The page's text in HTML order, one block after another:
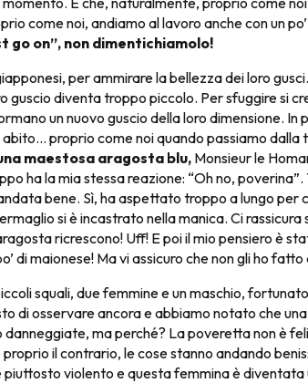
come noi, andiamo al lavoro anche con un
go on”, non dimentichiamolo!
per ammirare la bellezza dei loro
guscio diventa troppo piccolo. Per sfuggire si
un nuovo guscio della loro dimensione. In
proprio come noi quando passiamo dalla
maestosa aragosta blu, Monsieur le
ha la mia stessa reazione: “Oh no, poverina”.
bene. Sì, ha aspettato troppo a lungo per
si è incastrato nella manica. Ci rassicura
ricrescono! Uff! E poi il mio pensiero è
di maionese! Ma vi assicuro che non gli ho fatto
squali, due femmine e un maschio,
di osservare ancora e abbiamo notato che
ma perché? La poveretta non è
il contrario, le cose stanno andando
piuttosto violento e questa femmina è diventata